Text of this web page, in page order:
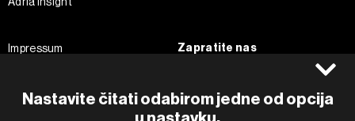
Nastavite čitati odabirom jedne od opcija
Impressum
Pravila privatnosti
Zapratite nas
Instagram
Twitter